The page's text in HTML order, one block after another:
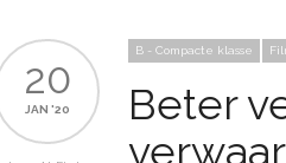
20
JAN '20
B - Compacte klasse
Beter